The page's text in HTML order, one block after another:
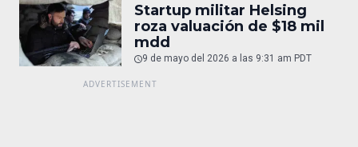
Startup militar Helsing
roza valuación de $18 mil
mdd
9 de mayo del 2026 a las 9:31 am PDT